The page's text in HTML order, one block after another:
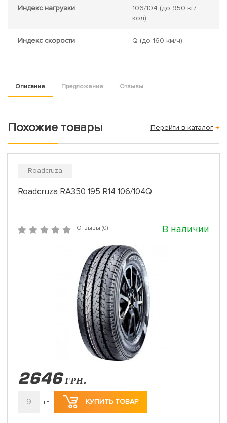
Индекс нагрузки 106/104 (до 950 кг/
кол)
Индекс скорости Q (до 160 км/ч)
Описание Предложение Отзывы
Похожие товары Перейти в каталог →
Roadcruza
Roadcruza RA350 195 R14 106/104Q
Отзывы (0) В наличии
2646 ГРН.
9 шт КУПИТЬ ТОВАР